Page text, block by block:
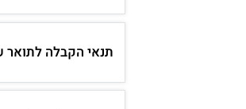
תנאי הקבלה לתואר